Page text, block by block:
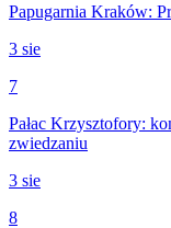
Papugarnia Kraków:
3 sie
7
Pałac Krzysztofory:
zwiedzaniu
3 sie
8